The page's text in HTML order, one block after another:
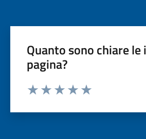
Quanto sono chiare
pagina?
Valuta da 1 a 5 stelle la pagina